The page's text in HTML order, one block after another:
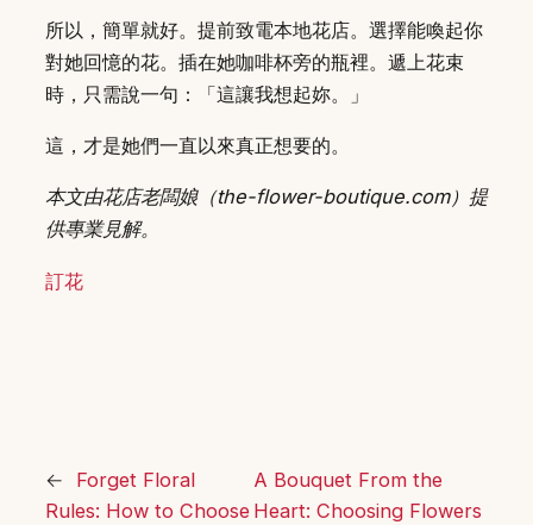
所以，簡單就好。提前致電本地花店。選擇能喚起你
對她回憶的花。插在她咖啡杯旁的瓶裡。遞上花束
時，只需說一句：「這讓我想起妳。」
這，才是她們一直以來真正想要的。
本文由花店老闆娘（the-flower-boutique.com）提
供專業見解。
訂花
←
Forget Floral
Rules: How to Choose
A Bouquet From the
Heart: Choosing Flowers